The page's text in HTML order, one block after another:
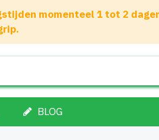
momenteel 1 tot 2
BLOG